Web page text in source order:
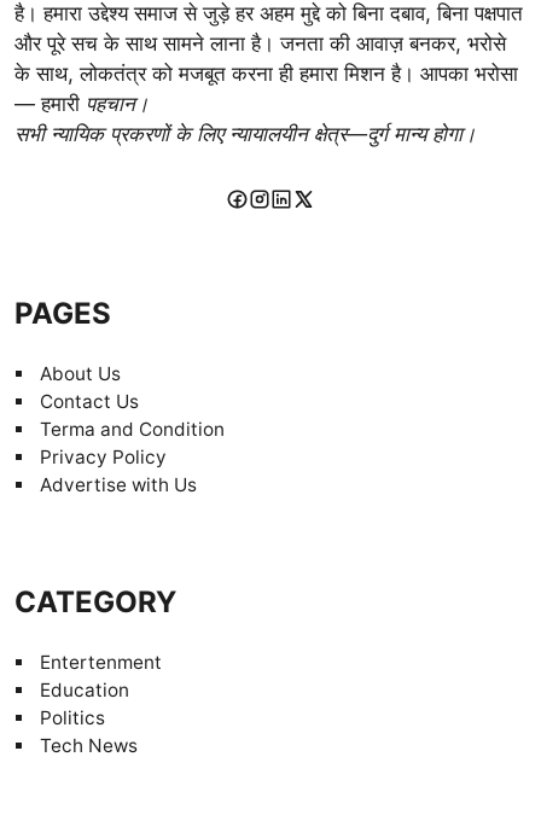
है। हमारा उद्देश्य समाज से जुड़े हर अहम मुद्दे को बिना दबाव, बिना पक्षपात
और पूरे सच के साथ सामने लाना है। जनता की आवाज़ बनकर, भरोसे
के साथ, लोकतंत्र को मजबूत करना ही हमारा मिशन है। आपका भरोसा
— हमारी पहचान।
सभी न्यायिक प्रकरणों के लिए न्यायालयीन क्षेत्र—दुर्ग मान्य होगा।
PAGES
About Us
Contact Us
Terma and Condition
Privacy Policy
Advertise with Us
CATEGORY
Entertenment
Education
Politics
Tech News